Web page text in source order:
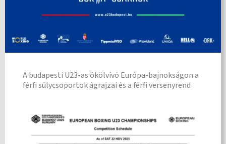
A budapesti U23-as ökölvívó Európa-bajnokságon a
férfi súlycsoportok ágrajzai és a férfi versenyrend